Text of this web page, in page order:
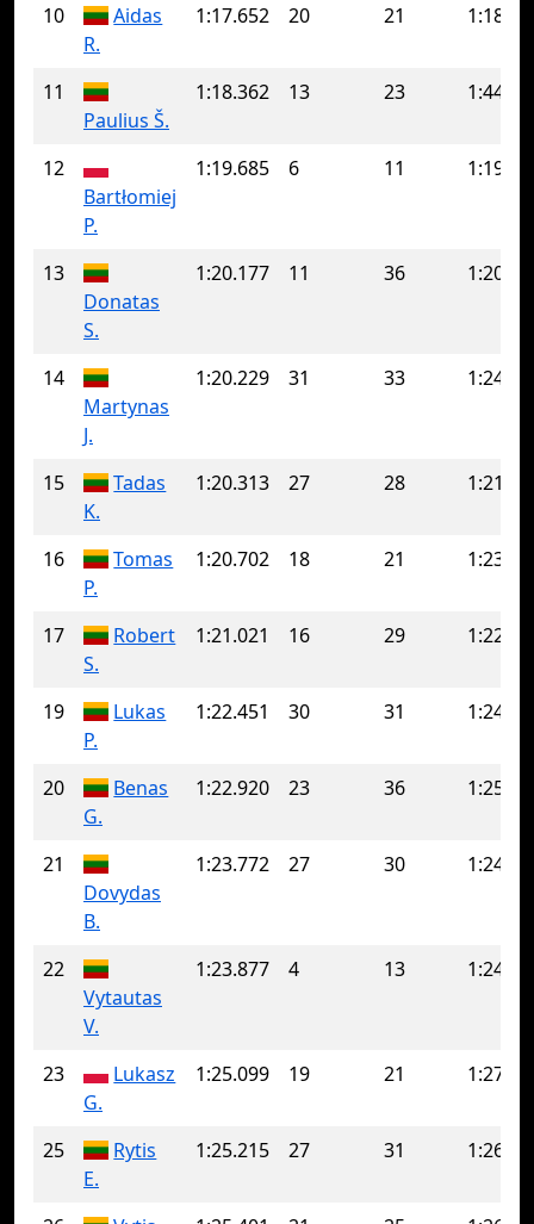
10
Aidas
R.
1:17.652 20 21
11
Paulius Š.
1:18.362 13 23
12
Bartłomiej
P.
1:19.685 6 11
13
Donatas
S.
1:20.177 11 36
14
Martynas
J.
1:20.229 31 33
15
Tadas
K.
1:20.313 27 28
16
Tomas
P.
1:20.702 18 21
17
Robert
S.
1:21.021 16 29
19
Lukas
P.
1:22.451 30 31
20
Benas
G.
1:22.920 23 36
21
Dovydas
B.
1:23.772 27 30
22
Vytautas
V.
1:23.877 4 13
23
Lukasz
G.
1:25.099 19 21
25
Rytis
E.
1:25.215 27 31